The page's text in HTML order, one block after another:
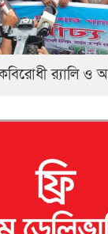
র‍্যালি ও